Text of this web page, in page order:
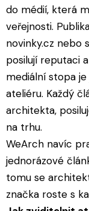
do médií, která
veřejnosti.
novinky.cz nebo
posilují reputaci
mediální stopa
ateliéru. Každý
architekta,
na trhu.
WeArch navíc
jednorázové
tomu se
značka roste s